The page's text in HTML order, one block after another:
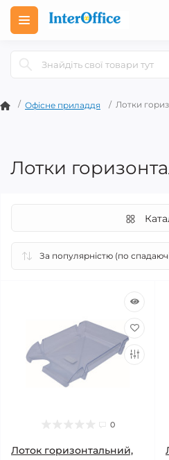
Офісне приладдя Лотки
Лотки
0
Лоток горизонтальний,